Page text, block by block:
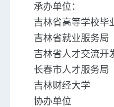
承办单位：
吉林省高等学校毕
吉林省就业服务局
吉林省人才交流开
长春市人才服务局
吉林财经大学
协办单位